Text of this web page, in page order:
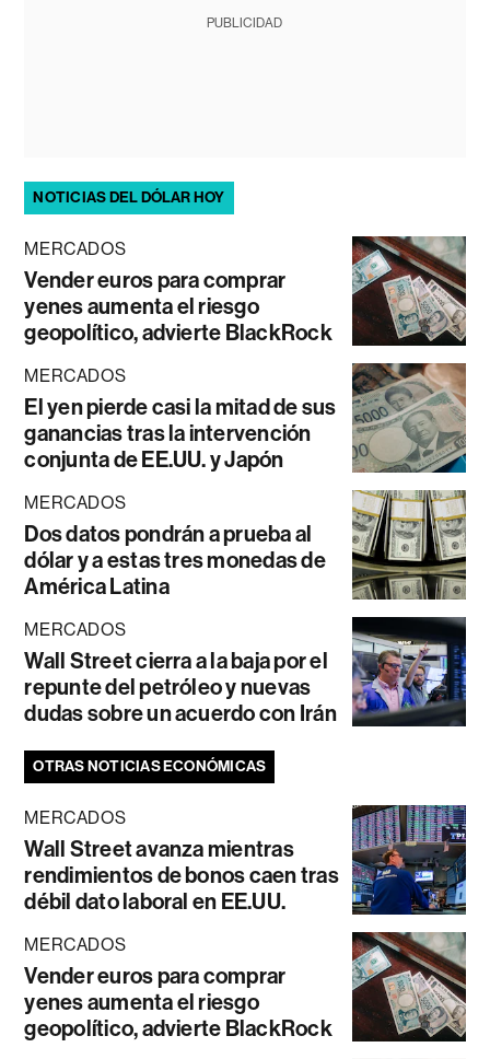
PUBLICIDAD
NOTICIAS DEL DÓLAR HOY
MERCADOS
Vender euros para comprar
yenes aumenta el riesgo
geopolítico, advierte BlackRock
MERCADOS
El yen pierde casi la mitad de sus
ganancias tras la intervención
conjunta de EE.UU. y Japón
MERCADOS
Dos datos pondrán a prueba al
dólar y a estas tres monedas de
América Latina
MERCADOS
Wall Street cierra a la baja por el
repunte del petróleo y nuevas
dudas sobre un acuerdo con Irán
OTRAS NOTICIAS ECONÓMICAS
MERCADOS
Wall Street avanza mientras
rendimientos de bonos caen tras
débil dato laboral en EE.UU.
MERCADOS
Vender euros para comprar
yenes aumenta el riesgo
geopolítico, advierte BlackRock